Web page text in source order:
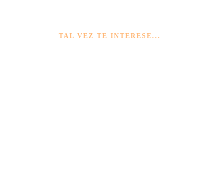
TAL VEZ TE INTERESE...